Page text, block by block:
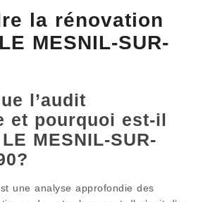
la rénovation
MESNIL-SUR-
l’audit
et pourquoi est-il
MESNIL-SUR-
une analyse approfondie des